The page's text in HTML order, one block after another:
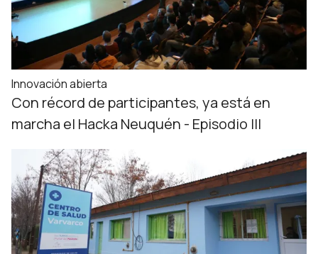
Innovación abierta
Con récord de participantes, ya está en
marcha el Hacka Neuquén - Episodio III